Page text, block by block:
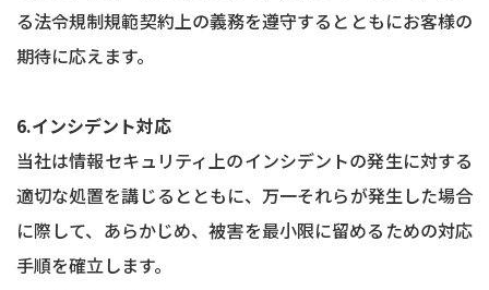
る法令規制規範契約上の義務を遵守するとともにお客様の
期待に応えます。
6.インシデント対応
当社は情報セキュリティ上のインシデントの発生に対する
適切な処置を講じるとともに、万一それらが発生した場合
に際して、あらかじめ、被害を最小限に留めるための対応
手順を確立します。